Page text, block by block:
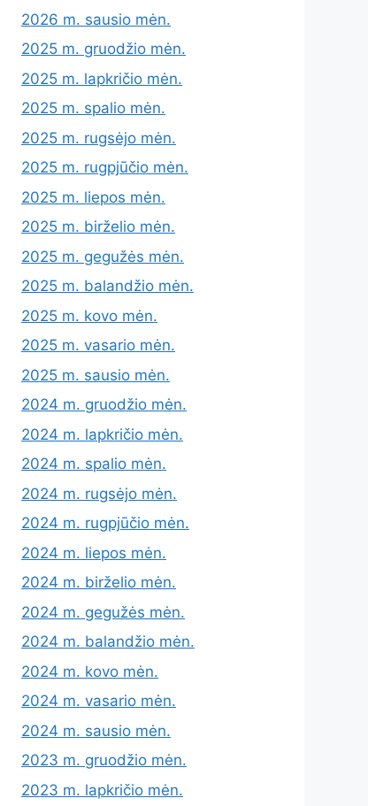
2026 m. sausio mėn.
2025 m. gruodžio mėn.
2025 m. lapkričio mėn.
2025 m. spalio mėn.
2025 m. rugsėjo mėn.
2025 m. rugpjūčio mėn.
2025 m. liepos mėn.
2025 m. birželio mėn.
2025 m. gegužės mėn.
2025 m. balandžio mėn.
2025 m. kovo mėn.
2025 m. vasario mėn.
2025 m. sausio mėn.
2024 m. gruodžio mėn.
2024 m. lapkričio mėn.
2024 m. spalio mėn.
2024 m. rugsėjo mėn.
2024 m. rugpjūčio mėn.
2024 m. liepos mėn.
2024 m. birželio mėn.
2024 m. gegužės mėn.
2024 m. balandžio mėn.
2024 m. kovo mėn.
2024 m. vasario mėn.
2024 m. sausio mėn.
2023 m. gruodžio mėn.
2023 m. lapkričio mėn.